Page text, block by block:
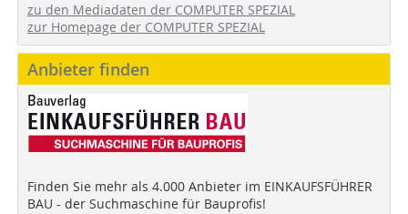
zu den Mediadaten der COMPUTER SPEZIAL
zur Homepage der COMPUTER SPEZIAL
Anbieter finden
Finden Sie mehr als 4.000 Anbieter im EINKAUFSFÜHRER
BAU - der Suchmaschine für Bauprofis!